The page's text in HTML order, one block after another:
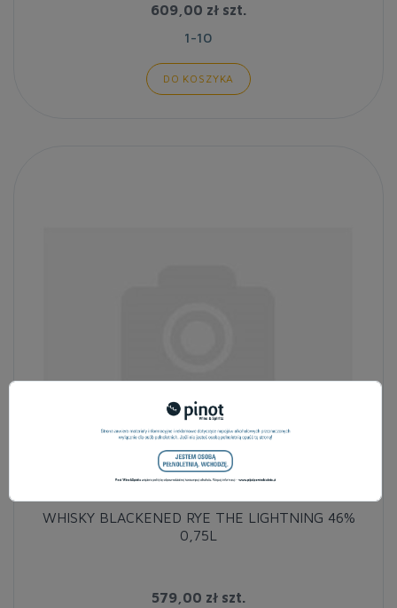
609,00 zł szt.
1-10
DO KOSZYKA
WHISKY BLACKENED RYE THE LIGHTNING 46%
0,75L
579,00 zł szt.